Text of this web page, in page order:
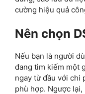
cường hiệu quả
Nên chọn
Nếu bạn là người
đang tìm kiếm một
ngay từ đầu với chi
phù hợp. Ngược